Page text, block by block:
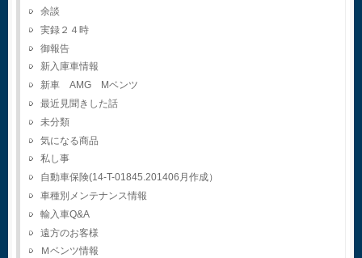
余談
実録２４時
御報告
新入庫車情報
新車 AMG Mベンツ
最近見聞きした話
未分類
気になる商品
私し事
自動車保険(14-T-01845.201406月作成）
車種別メンテナンス情報
輸入車Q&A
遠方のお客様
Ｍベンツ情報